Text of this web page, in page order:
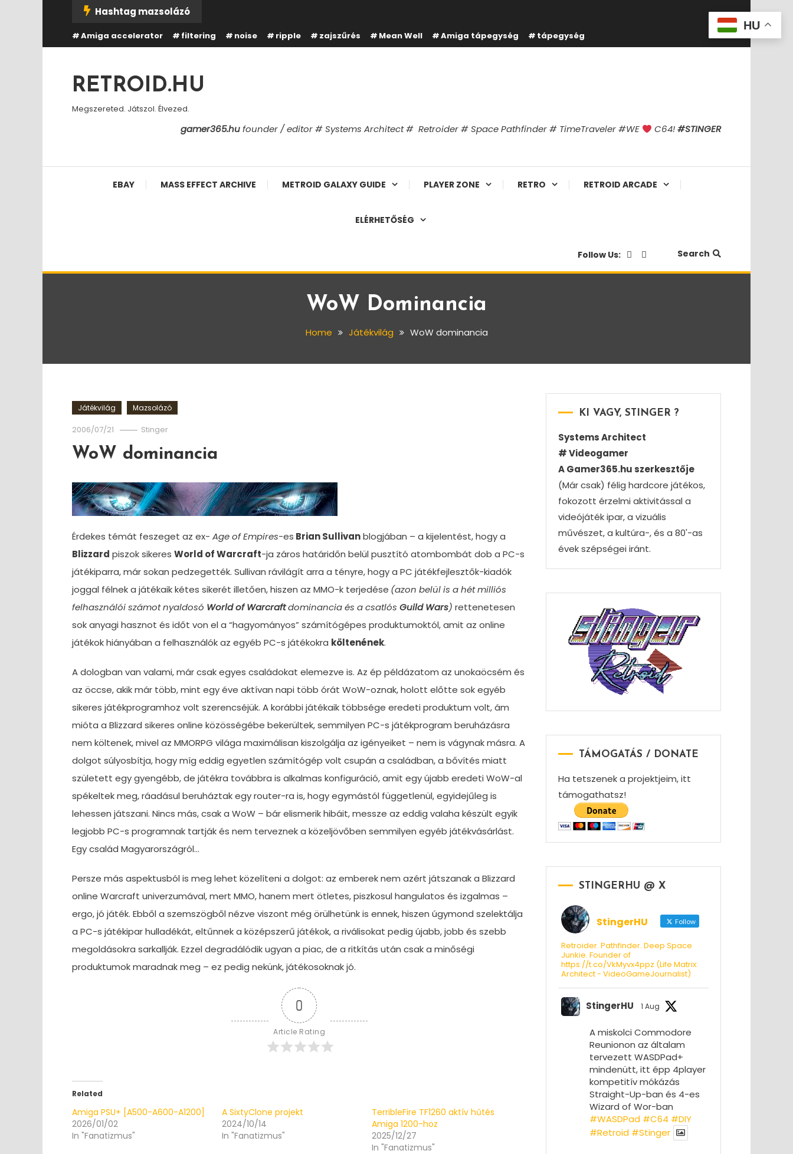
Content
Hashtag mazsolázó
Amiga accelerator filtering noise ripple zajszűrés Mean Well Amiga tápegység tápegység
RETROID.HU
Megszereted. Játszol. Élvezed.
gamer365.hufounder / editor # Systems Architect # Retroider # Space Pathfinder # TimeTraveler #WE C64!#STINGER
EBAY MASS EFFECT ARCHIVE METROID GALAXY GUIDE PLAYER ZONE RETRO RETROID ARCADE
ELÉRHETŐSÉG
Follow Us: Search
WoW Dominancia
Home Játékvilág WoW dominancia
Játékvilág Mazsolázó
2006/07/21 Stinger
WoW dominancia
Érdekes témát feszeget az ex- Age of Empires-es Brian Sullivanblogjában – a kijelentést, hogy a
Blizzard piszok sikeres World of Warcraft-ja záros határidőn belül pusztító atombombát dob a PC-s
játékiparra, már sokan pedzegették. Sullivan rávilágít arra a tényre, hogy a PC játékfejlesztők-kiadók
joggal félnek a játékaik kétes sikerét illetően, hiszen az MMO-k terjedése (azon belül is a hét milliós
felhasználói számot nyaldosó World of Warcraftdominancia és a csatlós Guild Wars) rettenetesen
sok anyagi hasznot és időt von el a “hagyományos” számítógépes produktumoktól, amit az online
játékok hiányában a felhasználók az egyéb PC-s játékokra költenének.
A dologban van valami, már csak egyes családokat elemezve is. Az ép példázatom az unokaöcsém és
az öccse, akik már több, mint egy éve aktívan napi több órát WoW-oznak, holott előtte sok egyéb
sikeres játékprogramhoz volt szerencséjük. A korábbi játékaik többsége eredeti produktum volt, ám
mióta a Blizzard sikeres online közösségébe bekerültek, semmilyen PC-s játékprogram beruházásra
nem költenek, mivel az MMORPG világa maximálisan kiszolgálja az igényeiket – nem is vágynak másra. A
dolgot súlyosbítja, hogy míg eddig egyetlen számítógép volt csupán a családban, a bővítés miatt
született egy gyengébb, de játékra továbbra is alkalmas konfiguráció, amit egy újabb eredeti WoW-al
spékeltek meg, ráadásul beruháztak egy router-ra is, hogy egymástól függetlenül, egyidejűleg is
lehessen játszani. Nincs más, csak a WoW – bár elismerik hibáit, messze az eddig valaha készült egyik
legjobb PC-s programnak tartják és nem terveznek a közeljövőben semmilyen egyéb játékvásárlást.
Egy család Magyarországról…
Persze más aspektusból is meg lehet közelíteni a dolgot: az emberek nem azért játszanak a Blizzard
online Warcraft univerzumával, mert MMO, hanem mert ötletes, piszkosul hangulatos és izgalmas –
ergo, jó játék. Ebből a szemszögből nézve viszont még örülhetünk is ennek, hiszen úgymond szelektálja
a PC-s játékipar hulladékát, eltűnnek a középszerű játékok, a riválisokat pedig újabb, jobb és szebb
megoldásokra sarkallják. Ezzel degradálódik ugyan a piac, de a ritkítás után csak a minőségi
produktumok maradnak meg – ez pedig nekünk, játékosoknak jó.
0
Article Rating
Related
Amiga PSU+ [A500-A600-A1200]
2026/01/02
In "Fanatizmus"
A SixtyClone projekt
2024/10/14
In "Fanatizmus"
TerribleFire TF1260 aktív hűtés
Amiga 1200-hoz
2025/12/27
In "Fanatizmus"
KI VAGY, STINGER ?
Systems Architect
# Videogamer
A Gamer365.hu szerkesztője
(Már csak) félig hardcore játékos,
fokozott érzelmi aktivitással a
videójáték ipar, a vizuális
művészet, a kultúra-, és a 80'-as
évek szépségei iránt.
TÁMOGATÁS / DONATE
Ha tetszenek a projektjeim, itt
támogathatsz!
STINGERHU @ X
StingerHU Follow
Retroider. Pathfinder. Deep Space
Junkie. Founder of
https://t.co/VkMyvx4ppz (Life Matrix:
Architect - VideoGameJournalist)
StingerHU 1 Aug
A miskolci Commodore
Reunionon az általam
tervezett WASDPad+
mindenütt, itt épp 4player
kompetitív mókázás
Straight-Up-ban és 4-es
Wizard of Wor-ban
#WASDPad #C64 #DIY
#Retroid #Stinger
HU